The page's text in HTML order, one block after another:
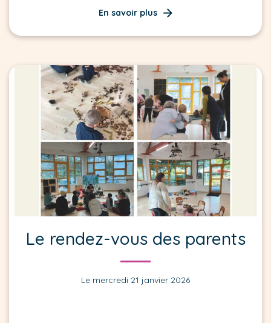
En savoir plus
Le rendez-vous des parents
Le mercredi 21 janvier 2026